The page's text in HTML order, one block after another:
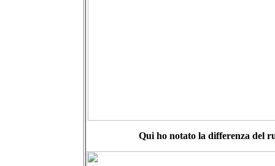
Qui ho notato la differenza del